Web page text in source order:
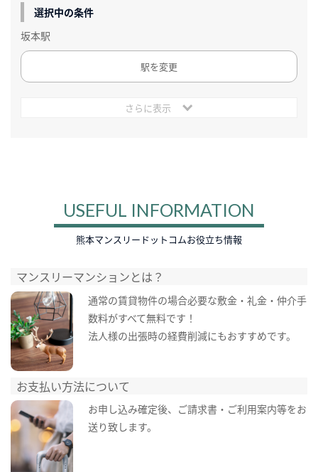
選択中の条件
坂本駅
駅を変更
さらに表示
USEFUL INFORMATION
熊本マンスリードットコムお役立ち情報
マンスリーマンションとは？
通常の賃貸物件の場合必要な敷金・礼金・仲介手
数料がすべて無料です！
法人様の出張時の経費削減にもおすすめです。
お支払い方法について
お申し込み確定後、ご請求書・ご利用案内等をお
送り致します。